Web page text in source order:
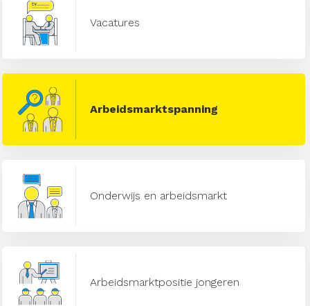
Vacatures
Arbeidsmarktspanning
Onderwijs en arbeidsmarkt
Arbeidsmarktpositie jongeren